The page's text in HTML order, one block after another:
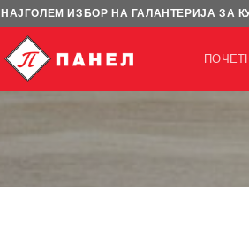
НАЈГОЛЕМ ИЗБОР НА ГАЛАНТЕРИЈА ЗА